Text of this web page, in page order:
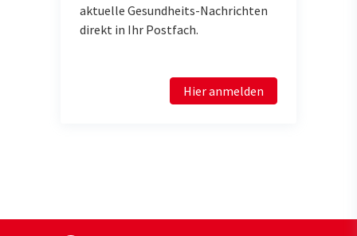
aktuelle Gesundheits-Nachrichten
direkt in Ihr Postfach.
Hier anmelden